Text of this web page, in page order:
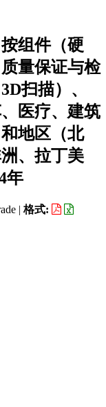
组件（硬
量保证与检
扫描）、
医疗、建筑
地区（北
、拉丁美
年
| 格式: